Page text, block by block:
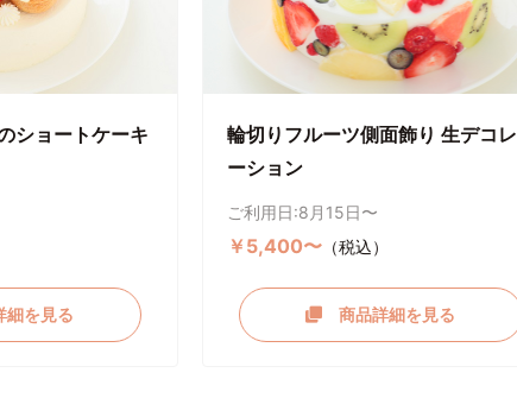
ショートケーキ
を見る
輪切りフルーツ側面飾り 生デコレ
ーション
ご利用日:8月15日〜
￥5,400〜（税込）
商品詳細を見る